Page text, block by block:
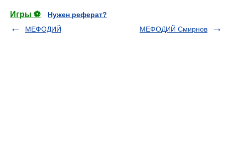
Игры ⚽
Нужен реферат?
МЕФОДИЙ
МЕФОДИЙ Смирнов